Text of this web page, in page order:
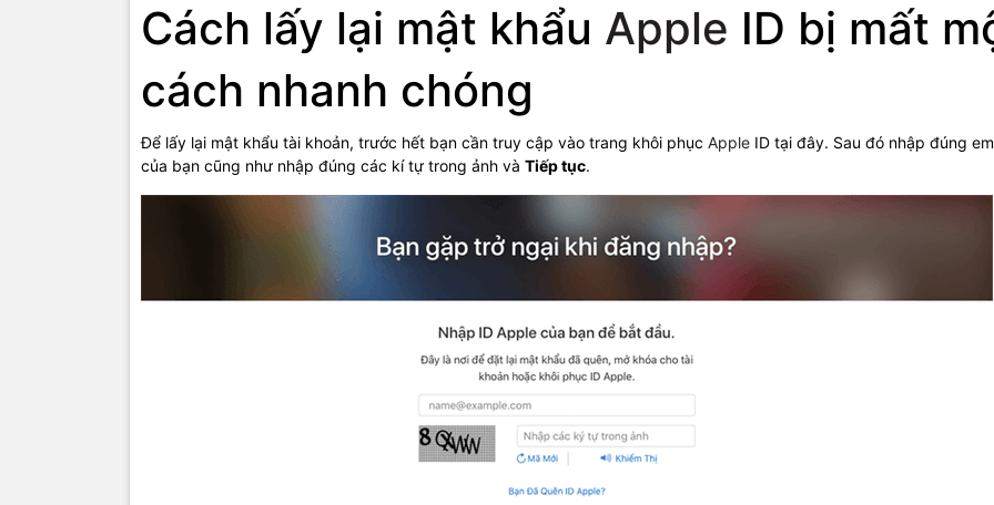
Cách lấy lại mật khẩu Apple ID bị mất
cách nhanh chóng
Để lấy lại mật khẩu tài khoản, trước hết bạn cần truy cập vào trang khôi phục Apple ID tại đây. Sau đó nhập đúng
của bạn cũng như nhập đúng các kí tự trong ảnh và Tiếp tục.